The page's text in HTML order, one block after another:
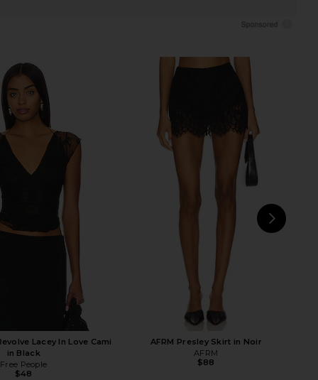
Align Mini Dress in Onyx
LIONESS
$79
LIONESS Stars Align Midi Dress in Honey
Check
Lacey In Love Cami
in Black
Free People
$48
AFRM Presley Skirt in Noir
AFRM
$88